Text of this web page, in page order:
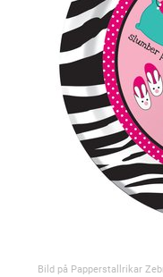
Bild på Papperstallrikar